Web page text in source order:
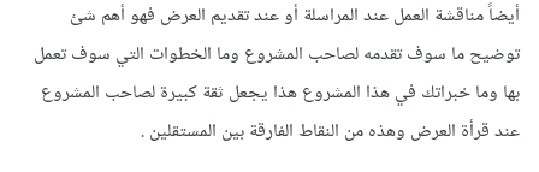
أيضاً مناقشة العمل عند المراسلة أو عند تقديم العرض فهو أهم شئ
توضيح ما سوف تقدمه لصاحب المشروع وما الخطوات التي سوف تعمل
بها وما خبراتك في هذا المشروع هذا يجعل ثقة كبيرة لصاحب المشروع
عند قرأة العرض وهذه من النقاط الفارقة بين المستقلين .